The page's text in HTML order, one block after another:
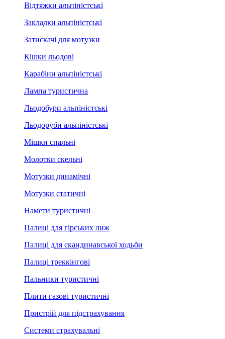
Відтяжки альпіністські
Закладки альпіністські
Затискачі для мотузки
Кішки льодові
Карабіни альпіністські
Лампа туристична
Льодобури альпіністські
Льодоруби альпіністські
Мішки спальні
Молотки скельні
Мотузки динамічні
Мотузки статичні
Намети туристичні
Палиці для гірських лиж
Палиці для скандинавської ходьби
Палиці треккінгові
Пальники туристичні
Плити газові туристичні
Пристрій для підстрахування
Системи страхувальні